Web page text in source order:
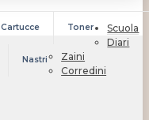
Cartucce Toner
Nastri
Scuola
Diari
Zaini
Corredini